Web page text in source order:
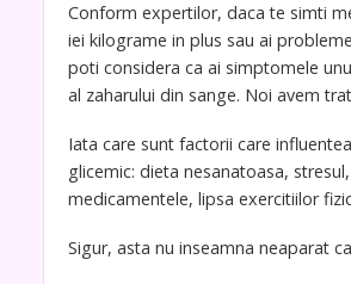
Conform expertilor, daca te simti
iei kilograme in plus sau ai
poti considera ca ai simptomele
al zaharului din sange. Noi avem
Iata care sunt factorii care
glicemic: dieta nesanatoasa, stresul,
medicamentele, lipsa exercitiilor
Sigur, asta nu inseamna neaparat